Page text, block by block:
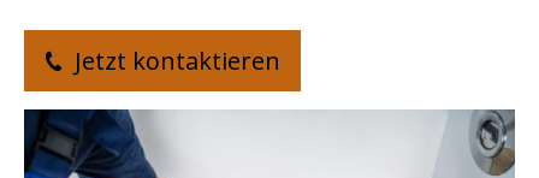
Jetzt kontaktieren